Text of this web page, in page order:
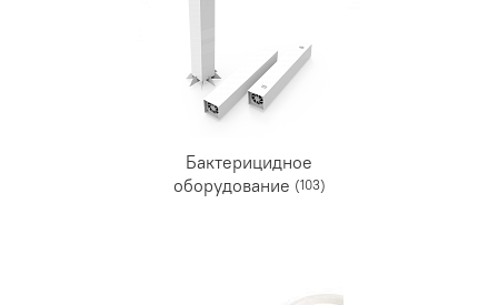
Бактерицидное
оборудование (103)